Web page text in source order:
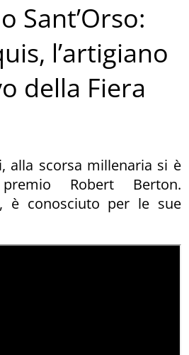
Sant’Orso:
l’artigiano
della Fiera
alla scorsa millenaria si è
Robert Berton.
è conosciuto per le sue